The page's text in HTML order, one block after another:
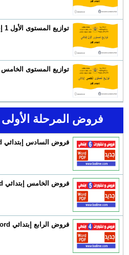
توازيع المستوى الأول 1 إبتدائي 2025-2026 word
توازيع المستوى الخامس 5 إبتدائي 2025-2026 word
فروض المرحلة الأولى
فروض السادس إبتدائي word و pdf
فروض الخامس إبتدائي word و pdf
فروض الرابع إبتدائي word و pdf